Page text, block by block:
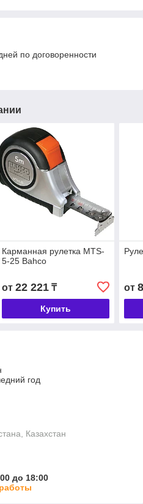
по договоренности
Карманная рулетка MTS-
5-25 Bahco
от 22 221₸
Купить
от
год
Казахстан
до 18:00